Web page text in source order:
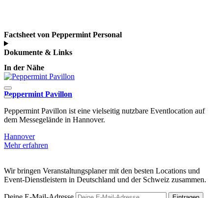
Factsheet von Peppermint Personal
Dokumente & Links
In der Nähe
Peppermint Pavillon
Peppermint Pavillon ist eine vielseitig nutzbare Eventlocation auf
dem Messegelände in Hannover.
Hannover
Mehr erfahren
Wir bringen Veranstaltungsplaner mit den besten Locations und
Event-Dienstleistern in Deutschland und der Schweiz zusammen.